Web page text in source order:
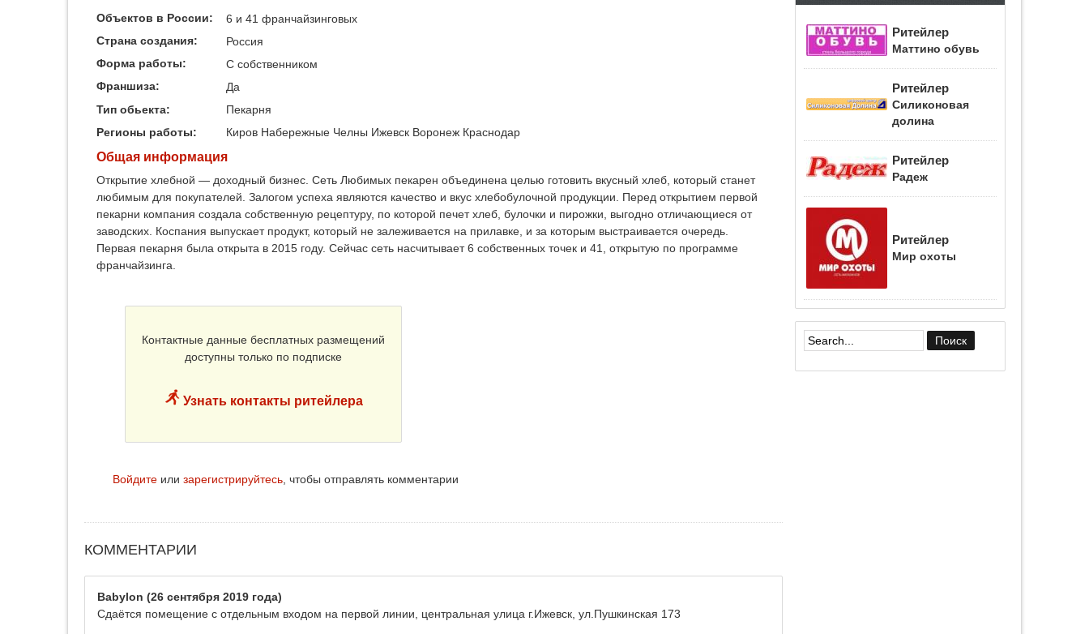
Объектов в России:
6 и 41 франчайзинговых
Страна создания:
Россия
Форма работы:
C собственником
Франшиза:
Да
Тип обьекта:
Пекарня
Регионы работы:
Киров Набережные Челны Ижевск Воронеж Краснодар
Общая информация
Открытие хлебной — доходный бизнес. Сеть Любимых пекарен объединена целью готовить вкусный хлеб, который станет
любимым для покупателей. Залогом успеха являются качество и вкус хлебобулочной продукции. Перед открытием первой
пекарни компания создала собственную рецептуру, по которой печет хлеб, булочки и пирожки, выгодно отличающиеся от
заводских. Коспания выпускает продукт, который не залеживается на прилавке, и за которым выстраивается очередь.
Первая пекарня была открыта в 2015 году. Сейчас сеть насчитывает 6 собственных точек и 41, открытую по программе
франчайзинга.
Контактные данные бесплатных размещений
доступны только по подписке
Узнать контакты ритейлера
Войдите или зарегистрируйтесь, чтобы отправлять комментарии
КОММЕНТАРИИ
Babylon (26 сентября 2019 года)
Сдаётся помещение с отдельным входом на первой линии, центральная улица г.Ижевск, ул.Пушкинская 173
Ритейлер
Маттино обувь
Ритейлер
Силиконовая
долина
Ритейлер
Радеж
Ритейлер
Мир охоты
Форма поиска